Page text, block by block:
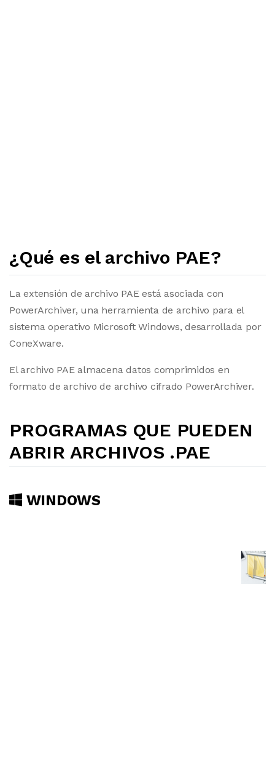
¿Qué es el archivo PAE?
La extensión de archivo PAE está asociada con
PowerArchiver, una herramienta de archivo para el
sistema operativo Microsoft Windows, desarrollada por
ConeXware.
El archivo PAE almacena datos comprimidos en
formato de archivo de archivo cifrado PowerArchiver.
PROGRAMAS QUE PUEDEN
ABRIR ARCHIVOS .PAE
WINDOWS